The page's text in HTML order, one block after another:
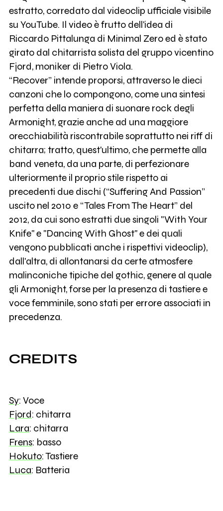
estratto, corredato dal videoclip ufficiale visibile
su YouTube. Il video è frutto dell'idea di
Riccardo Pittalunga di Minimal Zero ed è stato
girato dal chitarrista solista del gruppo vicentino
Fjord, moniker di Pietro Viola.
“Recover” intende proporsi, attraverso le dieci
canzoni che lo compongono, come una sintesi
perfetta della maniera di suonare rock degli
Armonight, grazie anche ad una maggiore
orecchiabilità riscontrabile soprattutto nei riff di
chitarra; tratto, quest'ultimo, che permette alla
band veneta, da una parte, di perfezionare
ulteriormente il proprio stile rispetto ai
precedenti due dischi (“Suffering And Passion”
uscito nel 2010 e “Tales From The Heart” del
2012, da cui sono estratti due singoli "With Your
Knife" e "Dancing With Ghost" e dei quali
vengono pubblicati anche i rispettivi videoclip),
dall'altra, di allontanarsi da certe atmosfere
malinconiche tipiche del gothic, genere al quale
gli Armonight, forse per la presenza di tastiere e
voce femminile, sono stati per errore associati in
precedenza.
CREDITS
Sy: Voce
Fjord: chitarra
Lara: chitarra
Frens: basso
Hokuto: Tastiere
Luca: Batteria